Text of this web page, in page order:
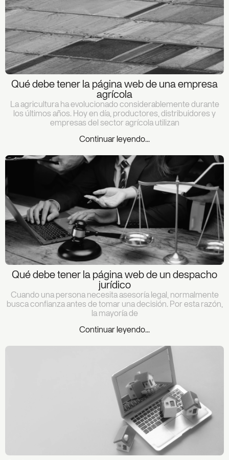
Qué debe tener la página web de una empresa
agrícola
La agricultura ha evolucionado considerablemente durante
los últimos años. Hoy en día, productores, distribuidores y
empresas del sector agrícola utilizan
Continuar leyendo...
Qué debe tener la página web de un despacho
jurídico
Cuando una persona necesita asesoría legal, normalmente
busca confianza antes de tomar una decisión. Por esta razón,
la mayoría de
Continuar leyendo...